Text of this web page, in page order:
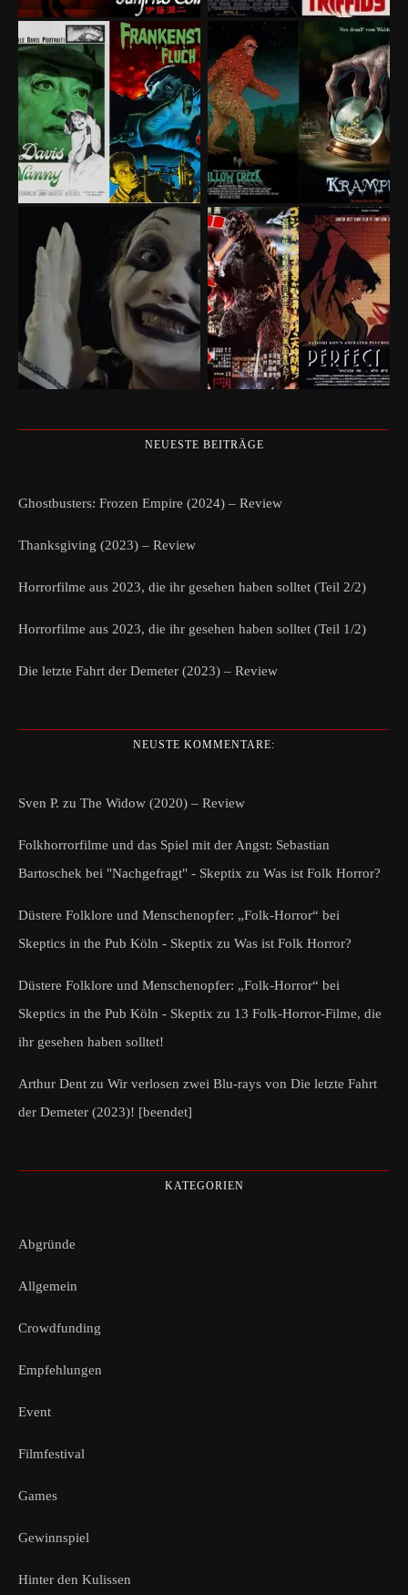
NEUESTE BEITRÄGE
Ghostbusters: Frozen Empire (2024) – Review
Thanksgiving (2023) – Review
Horrorfilme aus 2023, die ihr gesehen haben solltet (Teil 2/2)
Horrorfilme aus 2023, die ihr gesehen haben solltet (Teil 1/2)
Die letzte Fahrt der Demeter (2023) – Review
NEUSTE KOMMENTARE:
Sven P. zu The Widow (2020) – Review
Folkhorrorfilme und das Spiel mit der Angst: Sebastian
Bartoschek bei "Nachgefragt" - Skeptix zu Was ist Folk Horror?
Düstere Folklore und Menschenopfer: „Folk-Horror“ bei
Skeptics in the Pub Köln - Skeptix zu Was ist Folk Horror?
Düstere Folklore und Menschenopfer: „Folk-Horror“ bei
Skeptics in the Pub Köln - Skeptix zu 13 Folk-Horror-Filme, die
ihr gesehen haben solltet!
Arthur Dent zu Wir verlosen zwei Blu-rays von Die letzte Fahrt
der Demeter (2023)! [beendet]
KATEGORIEN
Abgründe
Allgemein
Crowdfunding
Empfehlungen
Event
Filmfestival
Games
Gewinnspiel
Hinter den Kulissen